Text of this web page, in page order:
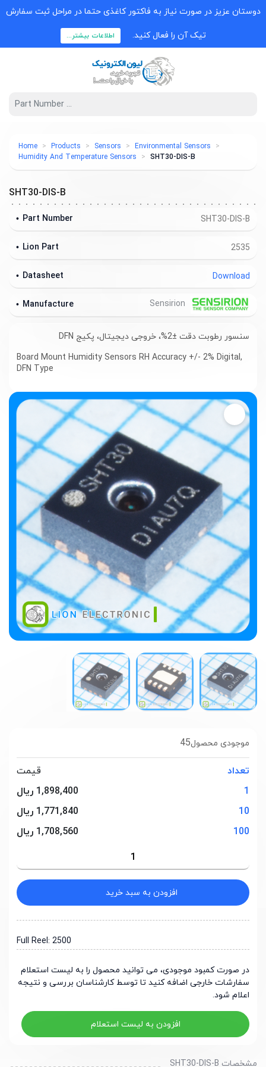
دوستان عزیز در صورت نیاز به فاکتور کاغذی حتما در مراحل ثبت سفارش
تیک آن را فعال کنید. اطلاعات بیشتر...
Home Products Sensors
Environmental Sensors
Humidity And Temperature Sensors
SHT30-DIS-B
45موجودی محصول
تعداد
قیمت
1
1,898,400 ریال
10
1,771,840 ریال
100
1,708,560 ریال
افزودن به سبد خرید
Full Reel: 2500
در صورت کمبود موجودی، می توانید محصول را به لیست استعلام
سفارشات خارجی اضافه کنید تا توسط کارشناسان بررسی و نتیجه
اعلام شود.
افزودن به لیست استعلام
SHT30-DIS-B
SHT30-DIS-B
Part Number
2535
Lion Part
Download
Datasheet
Manufacture
سنسور رطوبت دقت ±2%، خروجی دیجیتال، پکیج DFN
Board Mount Humidity Sensors RH Accuracy +/- 2% Digital,
DFN Type
مشخصات SHT30-DIS-B